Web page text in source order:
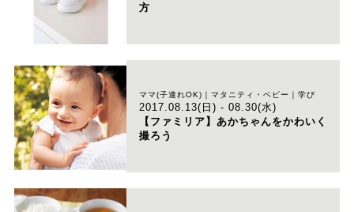
方
ママ(子連れOK)｜マタニティ・ベビー｜学び
2017.08.13(日) - 08.30(水)
【ファミリア】あかちゃんをかわいく
撮ろう